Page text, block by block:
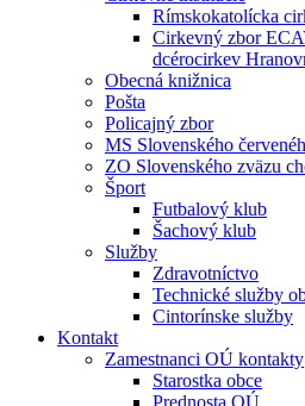
Rímskokatolícka
Cirkevný zbor
dcérocirkev
Obecná knižnica
Pošta
Policajný zbor
MS Slovenského
ZO Slovenského zväzu
Šport
Futbalový klub
Šachový klub
Služby
Zdravotníctvo
Technické služby
Cintorínske služby
Kontakt
Zamestnanci OÚ kontakty
Starostka obce
Prednosta OÚ